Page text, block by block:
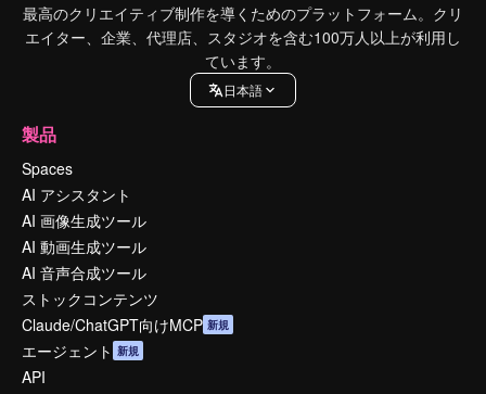
最高のクリエイティブ制作を導くためのプラットフォーム。クリ
エイター、企業、代理店、スタジオを含む100万人以上が利用し
ています。
日本語
製品
Spaces
AI アシスタント
AI 画像生成ツール
AI 動画生成ツール
AI 音声合成ツール
ストックコンテンツ
Claude/ChatGPT向けMCP 新規
エージェント 新規
API